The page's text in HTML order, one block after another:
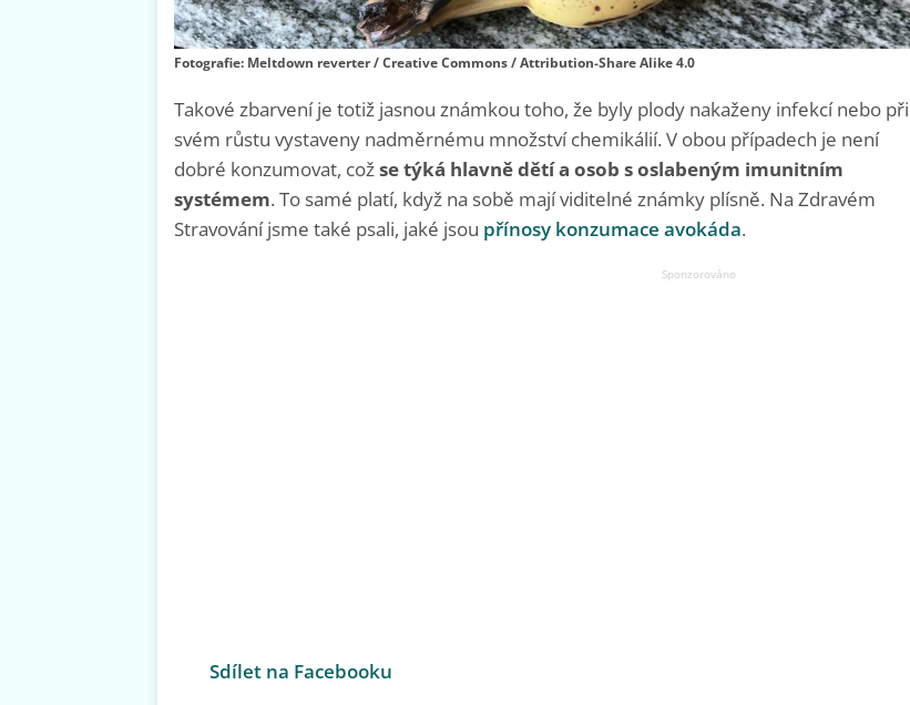
Fotografie: Meltdown reverter / Creative Commons / Attribution-Share Alike 4.0
Takové zbarvení je totiž jasnou známkou toho, že byly plody nakaženy infekcí nebo při
svém růstu vystaveny nadměrnému množství chemikálií. V obou případech je není
dobré konzumovat, cožse týká hlavně dětí a osob s oslabeným imunitním
systémem. To samé platí, když na sobě mají viditelné známky plísně. Na Zdravém
Stravování jsme také psali, jaké jsou přínosy konzumace avokáda.
Sdílet na Facebooku